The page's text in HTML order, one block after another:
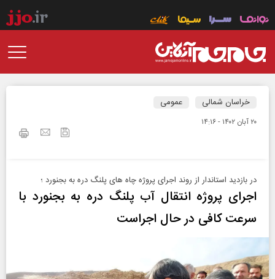
خراسان شمالی عمومی
۲۰ آبان ۱۴۰۲ - ۱۴:۱۶
در بازدید استاندار از روند اجرای پروژه چاه های پلنگ دره به بجنورد ؛
اجرای پروژه انتقال آب پلنگ دره به بجنورد با
سرعت کافی در حال اجراست